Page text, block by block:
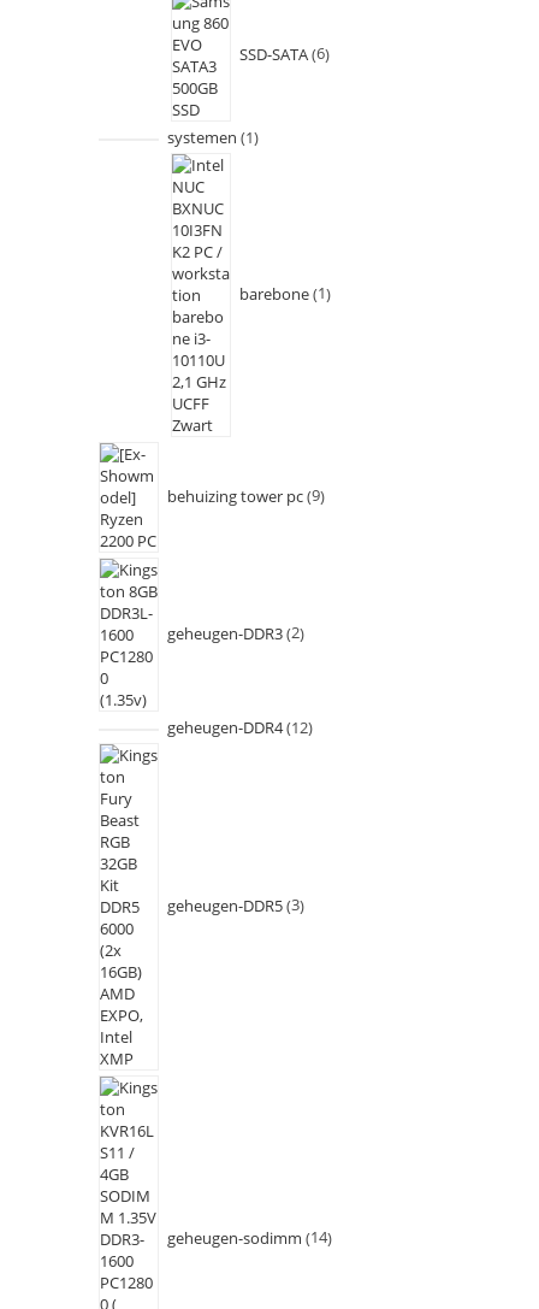
SSD-SATA 6
systemen 1
barebone 1
behuizing tower pc 9
geheugen-DDR3 2
geheugen-DDR4 12
geheugen-DDR5 3
geheugen-sodimm 14